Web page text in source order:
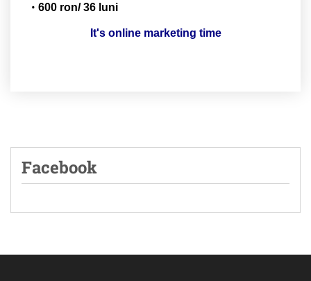
600 ron/ 36 luni
It's online marketing time
Facebook